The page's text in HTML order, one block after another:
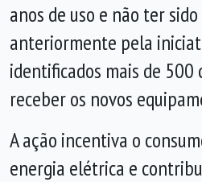
anos de uso e não ter
anteriormente pela
identificados mais de 500
receber os novos
A ação incentiva o
energia elétrica e